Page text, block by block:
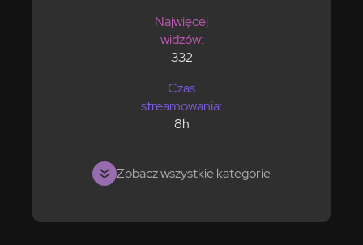
Najwięcej
widzów:
332
Czas
streamowania:
8h
Zobacz wszystkie kategorie